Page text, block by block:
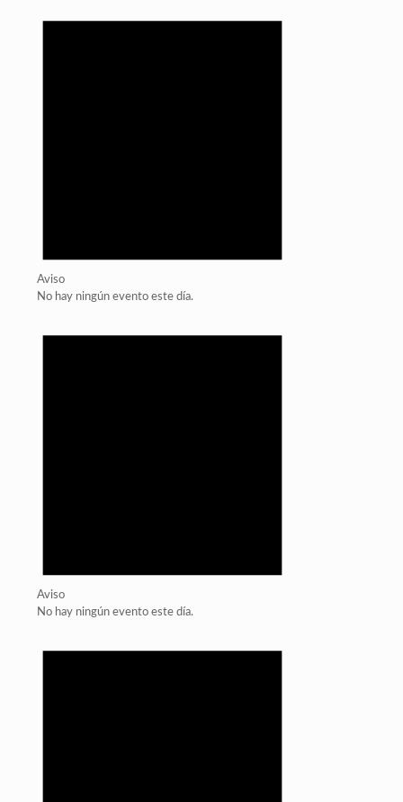
Aviso
No hay ningún evento este día.
Aviso
No hay ningún evento este día.